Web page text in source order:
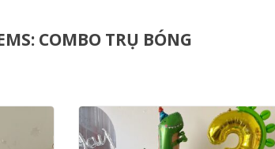
COMBO TRỤ BÓNG